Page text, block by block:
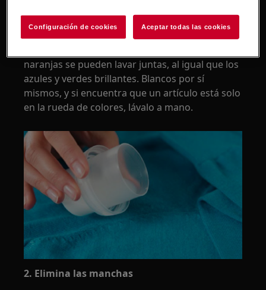
1. ¿Es posible lavar colores y blancos juntos?
Te sugerimos clasificar tus prendas por color:
naranjas se pueden lavar juntas, al igual que los
azules y verdes brillantes. Blancos por sí
mismos, y si encuentra que un artículo está solo
en la rueda de colores, lávalo a mano.
2. Elimina las manchas
Configuración de cookies Aceptar todas las cookies